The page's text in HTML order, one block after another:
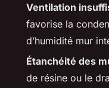
Ventilation
favorise la
d’humidité mur
Étanchéité des
de résine ou le